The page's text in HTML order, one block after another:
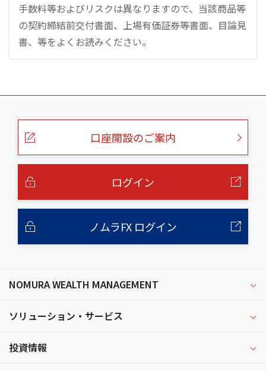
手数料等およびリスクは異なりますので、当該商品等
の契約締結前交付書面、上場有価証券等書面、目論見
書、等をよくお読みください。
こ
口座開設のご案内
ログイン
ノムラFX ログイン
NOMURA WEALTH MANAGEMENT
ソリューション・サービス
投資情報